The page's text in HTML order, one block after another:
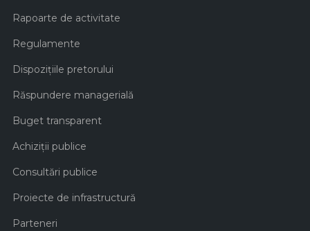
Rapoarte de activitate
Regulamente
Dispozițiile pretorului
Răspundere managerială
Buget transparent
Achiziţii publice
Consultări publice
Proiecte de infrastructură
Parteneri